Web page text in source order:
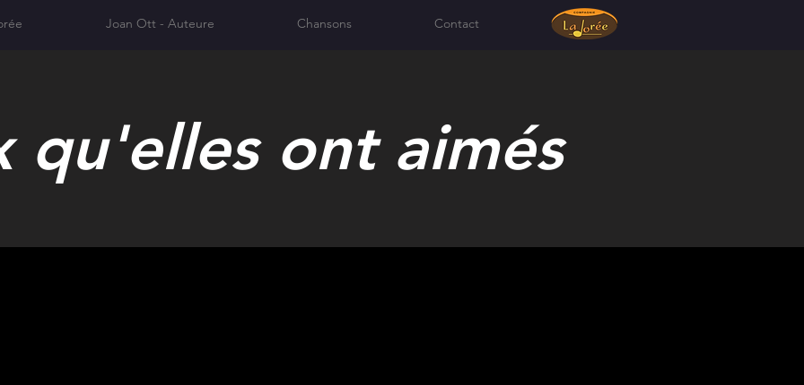
Joan Ott - Auteure Chansons Contact
qu'elles ont aimés